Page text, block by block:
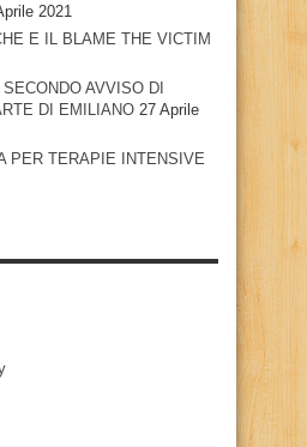
2021
E IL BLAME THE VICTIM
AVVISO DI
DI EMILIANO 27 Aprile
PER TERAPIE INTENSIVE